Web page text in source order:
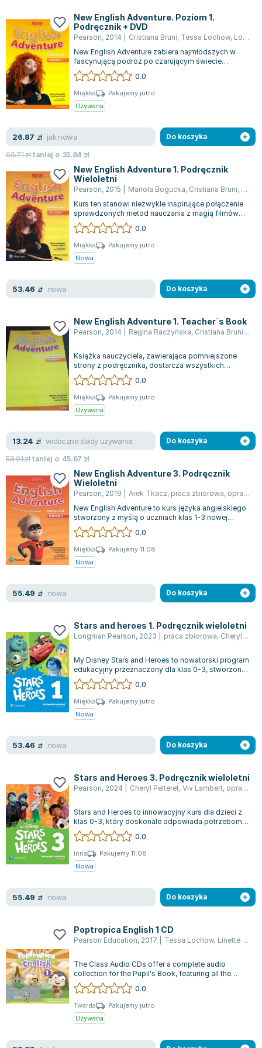
Książki o naukach politycznych dla studentów
Książki do nauk przyrodniczych dla studentów
Książki do nauk społecznych dla studentów
Książki do nauk ścisłych dla studentów
Prawo - książki dla studentów
Technologia żywności - książki
Zarządzanie i marketing - książki
Podręczniki dla nauczycieli - metodyka
Repetytoria, testy i materiały pomocnicze
Bolesław Prus
Clive Cussler
Wanda Chotomska
Józef Ignacy Kraszewski
Clive Staples Lewis
Martyna Wojciechowska
Melissa De la Cruz
Jaś Kapela
Agatha Christie
Witold Gadowski
Jan Pietrzak
Marcin Kowalczyk
Piotr Zychowicz
Joanna Jabłczyńska
Piotr Kościelny
Jan Piński
Agata Passent
Maciej Orłoś
Jo Nesbo
Katarzyna Miller
Antoine de Saint Exupery
Mark Twain
Marcin Meller
ks. Piotr Pawlukiewicz
Jarosław Sokołowski
Piotr Latocha
Michael Scott
Piotr Semka
Jarosław Iwaszkiewicz
Joseph Murphy
Jan Sztaudynger
Aleksander Puszkin
Małgorzata Ohme
Leszek Czarnecki
Joanna Racewicz
Maria Seweryn
Janina Zającówna
Eric Helms
Anna Prus (oprac.)
Nela Mała Reporterka
Barbara Wrzesińska
Virginia Woolf
Lorraine Warren
Ajahn Brahm
Lucinda Riley
Jacek Walkiewicz
New English Adventure. Poziom 1.
Podręcznik + DVD
Pearson, 2014 Cristiana Bruni, Tessa Lochow, Lochowski Tessa
New English Adventure zabiera najmłodszych w
fascynującą podróż po czarującym świecie
Disneya, zapewniając im niezapomniane doświa...
0.0
Miękka
Pakujemy jutro
Używana
26.87 zł jak nowa
60.71złtaniej o 33.84 zł
Do koszyka
New English Adventure 1. Podręcznik
Wieloletni
Pearson, 2015 Mariola Bogucka, Cristiana Bruni,
Kurs ten stanowi niezwykle inspirujące połączenie
sprawdzonych metod nauczania z magią filmów
Walta Disneya. Uczniowie mają wyjątk...
0.0
Miękka
Pakujemy jutro
Nowa
53.46 zł nowa Do koszyka
New English Adventure 1. Teacher`s Book
Pearson, 2014 Regina Raczyńska, Cristiana Bruni,
Książka nauczyciela, zawierająca pomniejszone
strony z podręcznika, dostarcza wszystkich
niezbędnych materiałów do skutecznego pla...
0.0
Miękka
Pakujemy jutro
Używana
13.24 zł widoczne ślady używania
58.91złtaniej o 45.67 zł
Do koszyka
New English Adventure 3. Podręcznik
Wieloletni
Pearson, 2019 Arek Tkacz, praca zbiorowa, opracowanie zbiorowe
New English Adventure to kurs języka angielskiego
stworzony z myślą o uczniach klas 1-3 nowej
szkoły podstawowej, który w pełni od...
0.0
Miękka
Pakujemy 11.08
Nowa
55.49 zł nowa Do koszyka
Stars and heroes 1. Podręcznik wieloletni
Longman Pearson, 2023 praca zbiorowa, Cheryl Pelteret
My Disney Stars and Heroes to nowatorski program
edukacyjny przeznaczony dla klas 0-3, stworzony
z myślą o dzieciach, które mają z...
0.0
Miękka
Pakujemy jutro
Nowa
53.46 zł nowa Do koszyka
Stars and Heroes 3. Podręcznik wieloletni
Pearson, 2024 Cheryl Pelteret, Viv Lambert, opracowanie zbiorowe
Stars and Heroes to innowacyjny kurs dla dzieci z
klas 0-3, który doskonale odpowiada potrzebom
uczniów z doświadczeniem przedszko...
0.0
Inna
Pakujemy 11.08
Nowa
55.49 zł nowa Do koszyka
Poptropica English 1 CD
Pearson Education, 2017 Tessa Lochow, Linette Erocak
The Class Audio CDs offer a complete audio
collection for the Pupil's Book, featuring all the
songs, including their karaoke versi...
0.0
Twarda
Pakujemy jutro
Używana